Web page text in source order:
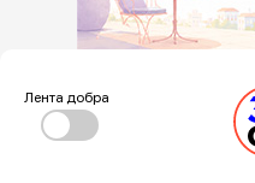
Лента добра